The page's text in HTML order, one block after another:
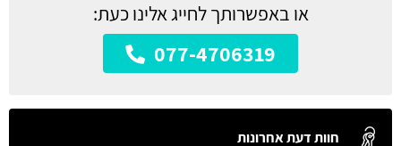
או באפשרותך לחייג אלינו כעת:
077-4706319
חוות דעת אחרונות